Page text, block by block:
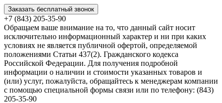
Заказать бесплатный звонок
+7 (843) 205-35-90
Обращаем ваше внимание на то, что данный сайт носит
исключительно информационный характер и ни при каких
условиях не является публичной офертой, определяемой
положениями Статьи 437(2). Гражданского кодекса
Российской Федерации. Для получения подробной
информации о наличии и стоимости указанных товаров и
(или) услуг, пожалуйста, обращайтесь к менеджерам компании
с помощью специальной формы связи или по телефону: (843)
205-35-90